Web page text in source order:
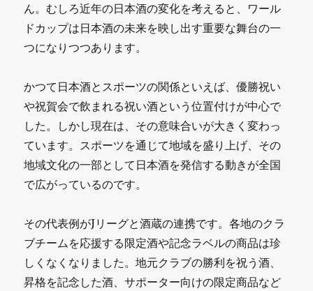
ん。むしろ近年の日本酒の変化を考えると、ワール
ドカップは日本酒の未来を映し出す重要な舞台の一
つになりつつあります。
かつて日本酒とスポーツの関係といえば、優勝祝い
や祝賀会で飲まれる祝い酒という位置付けが中心で
した。しかし現在は、その意味合いが大きく変わっ
ています。スポーツを通じて地域を盛り上げ、その
地域文化の一部として日本酒を発信する動きが全国
で広がっているのです。
その代表例がJリーグと酒蔵の連携です。各地のクラ
ブチームを応援する限定酒や記念ラベルの商品は珍
しくなくなりました。地元クラブの勝利を祝う酒、
昇格を記念した酒、サポーター向けの限定商品など